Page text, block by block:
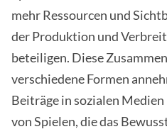
mehr Ressourcen und
der Produktion und
beteiligen. Diese
verschiedene Formen
Beiträge in sozialen
von Spielen, die das